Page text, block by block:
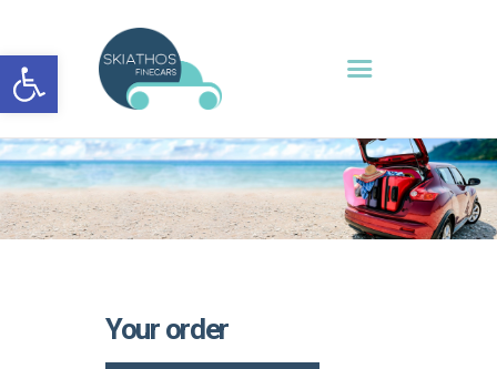
Open toolbar
Your order